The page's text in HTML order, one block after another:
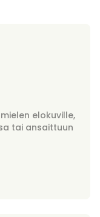
elokuville,
tai ansaittuun